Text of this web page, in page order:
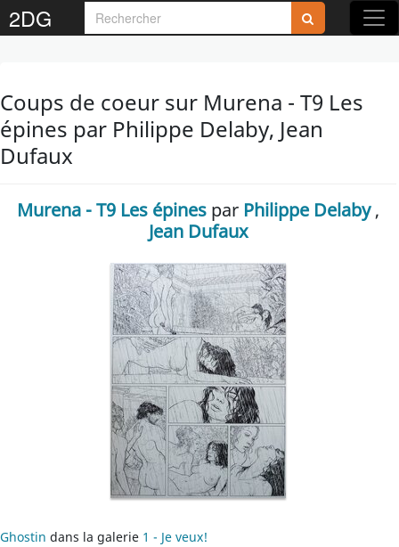
2DG
Coups de coeur sur Murena - T9 Les
épines par Philippe Delaby, Jean
Dufaux
Murena - T9 Les épines par Philippe Delaby,
Jean Dufaux
Ghostin dans la galerie 1 - Je veux!